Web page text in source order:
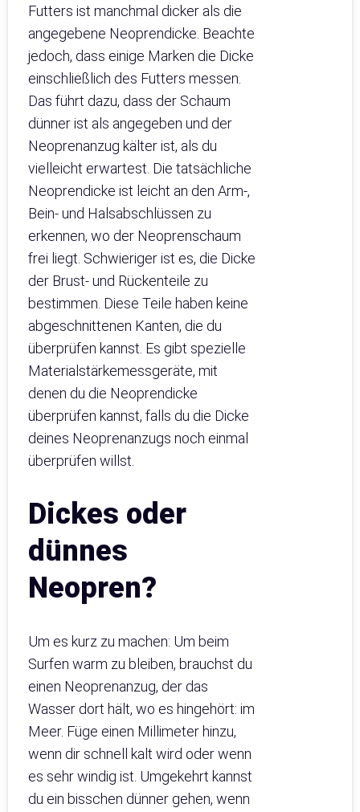
Futters ist manchmal dicker als die
angegebene Neoprendicke. Beachte
jedoch, dass einige Marken die Dicke
einschließlich des Futters messen.
Das führt dazu, dass der Schaum
dünner ist als angegeben und der
Neoprenanzug kälter ist, als du
vielleicht erwartest. Die tatsächliche
Neoprendicke ist leicht an den Arm-,
Bein- und Halsabschlüssen zu
erkennen, wo der Neoprenschaum
frei liegt. Schwieriger ist es, die Dicke
der Brust- und Rückenteile zu
bestimmen. Diese Teile haben keine
abgeschnittenen Kanten, die du
überprüfen kannst. Es gibt spezielle
Materialstärkemessgeräte, mit
denen du die Neoprendicke
überprüfen kannst, falls du die Dicke
deines Neoprenanzugs noch einmal
überprüfen willst.
Dickes oder
dünnes
Neopren?
Um es kurz zu machen: Um beim
Surfen warm zu bleiben, brauchst du
einen Neoprenanzug, der das
Wasser dort hält, wo es hingehört: im
Meer. Füge einen Millimeter hinzu,
wenn dir schnell kalt wird oder wenn
es sehr windig ist. Umgekehrt kannst
du ein bisschen dünner gehen, wenn